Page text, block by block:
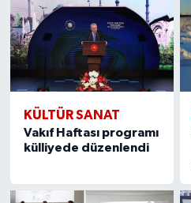
KÜLTÜR SANAT
Vakıf Haftası programı
külliyede düzenlendi